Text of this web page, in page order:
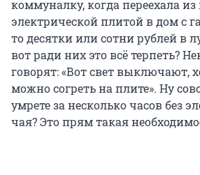
коммуналку, когда переехала
электрической плитой в дом с
то десятки или сотни рублей в
вот ради них это всё терпеть?
говорят: «Вот свет выключают,
можно согреть на плите». Ну
умрете за несколько часов без
чая? Это прям такая